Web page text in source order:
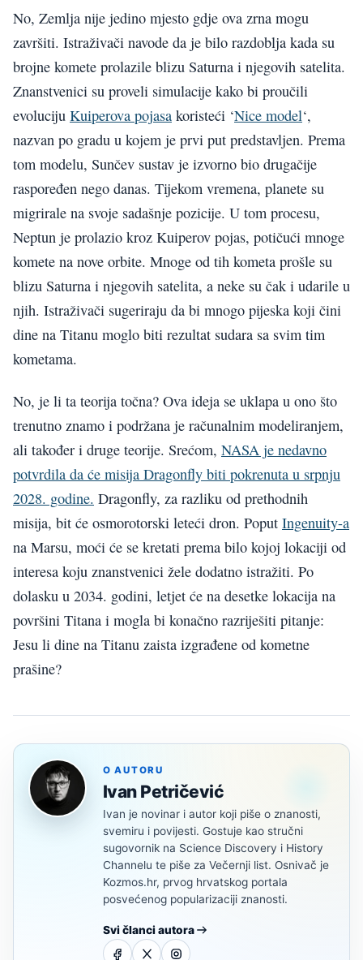
No, Zemlja nije jedino mjesto gdje ova zrna mogu
završiti. Istraživači navode da je bilo razdoblja kada su
brojne komete prolazile blizu Saturna i njegovih satelita.
Znanstvenici su proveli simulacije kako bi proučili
evoluciju Kuiperova pojasa koristeći ‘Nice model‘,
nazvan po gradu u kojem je prvi put predstavljen. Prema
tom modelu, Sunčev sustav je izvorno bio drugačije
raspoređen nego danas. Tijekom vremena, planete su
migrirale na svoje sadašnje pozicije. U tom procesu,
Neptun je prolazio kroz Kuiperov pojas, potičući mnoge
komete na nove orbite. Mnoge od tih kometa prošle su
blizu Saturna i njegovih satelita, a neke su čak i udarile u
njih. Istraživači sugeriraju da bi mnogo pijeska koji čini
dine na Titanu moglo biti rezultat sudara sa svim tim
kometama.
No, je li ta teorija točna? Ova ideja se uklapa u ono što
trenutno znamo i podržana je računalnim modeliranjem,
ali također i druge teorije. Srećom, NASA je nedavno
potvrdila da će misija Dragonfly biti pokrenuta u srpnju
2028. godine. Dragonfly, za razliku od prethodnih
misija, bit će osmorotorski leteći dron. Poput Ingenuity-a
na Marsu, moći će se kretati prema bilo kojoj lokaciji od
interesa koju znanstvenici žele dodatno istražiti. Po
dolasku u 2034. godini, letjet će na desetke lokacija na
površini Titana i mogla bi konačno razriješiti pitanje:
Jesu li dine na Titanu zaista izgrađene od kometne
prašine?
O AUTORU
Ivan Petričević
Ivan je novinar i autor koji piše o znanosti,
svemiru i povijesti. Gostuje kao stručni
sugovornik na Science Discovery i History
Channelu te piše za Večernji list. Osnivač je
Kozmos.hr, prvog hrvatskog portala
posvećenog popularizaciji znanosti.
Svi članci autora